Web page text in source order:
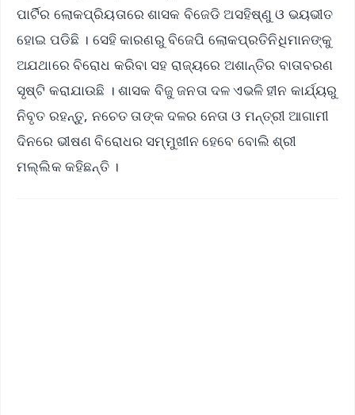
ପାର୍ଟିର ଲୋକପ୍ରିୟତାରେ ଶାସକ ବିଜେଡି ଅସହିଷ୍ଣୁ ଓ ଭୟଭୀତ
ହୋଇ ପଡିଛି । ସେହି କାରଣରୁ ବିଜେପି ଲୋକପ୍ରତିନିଧିମାନଙ୍କୁ
ଅଯଥାରେ ବିରୋଧ କରିବା ସହ ରାଜ୍ୟରେ ଅଶାନ୍ତିର ବାତାବରଣ
ସୃଷ୍ଟି କରାଯାଉଛି । ଶାସକ ବିଜୁ ଜନତା ଦଳ ଏଭଳି ହୀନ କାର୍ଯ୍ୟରୁ
ନିବୃତ ରହନ୍ତୁ, ନଚେତ ତାଙ୍କ ଦଳର ନେତା ଓ ମନ୍ତ୍ରୀ ଆଗାମୀ
ଦିନରେ ଭୀଷଣ ବିରୋଧର ସମ୍ମୁଖୀନ ହେବେ ବୋଲି ଶ୍ରୀ
ମଲ୍ଲିକ କହିଛନ୍ତି ।